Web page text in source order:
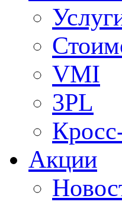
VMI
3PL
Акции